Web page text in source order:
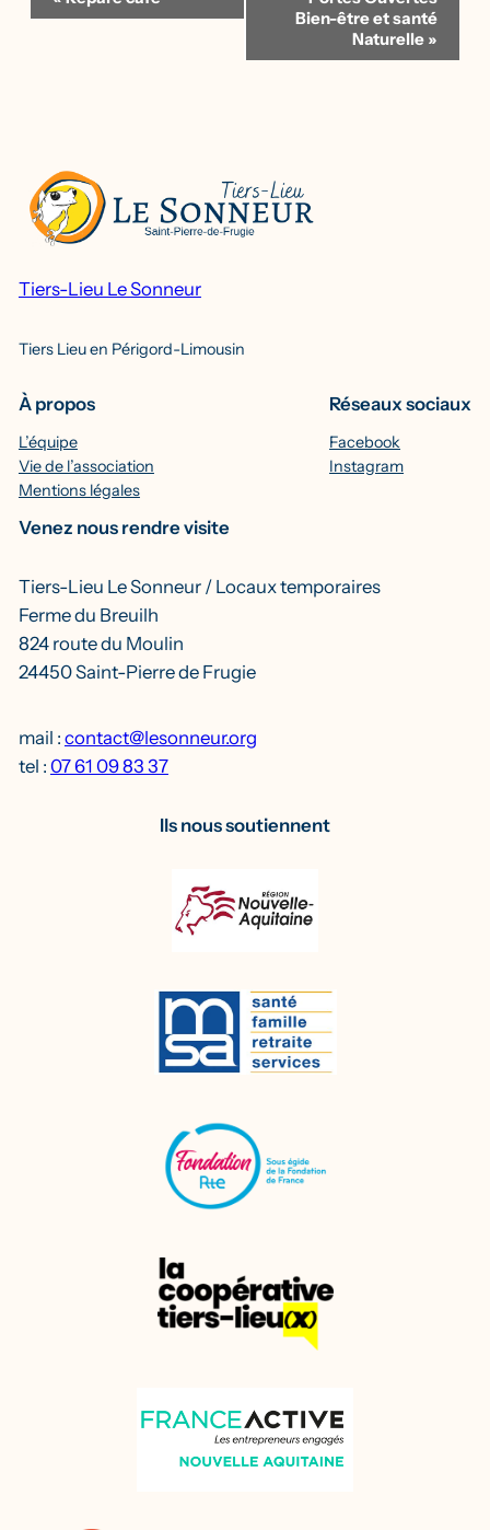
Évènement
Bien-être et santé
Naturelle »
Tiers-Lieu Le Sonneur
Tiers Lieu en Périgord-Limousin
À propos
L’équipe
Vie de l’association
Mentions légales
Réseaux sociaux
Facebook
Instagram
Venez nous rendre visite
Tiers-Lieu Le Sonneur / Locaux temporaires
Ferme du Breuilh
824 route du Moulin
24450 Saint-Pierre de Frugie
mail : contact@lesonneur.org
tel : 07 61 09 83 37
Ils nous soutiennent